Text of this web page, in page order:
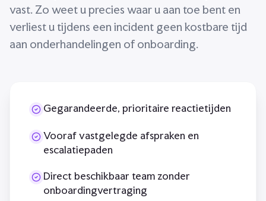
vast. Zo weet u precies waar u aan toe bent en
verliest u tijdens een incident geen kostbare tijd
aan onderhandelingen of onboarding.
Gegarandeerde, prioritaire reactietijden
Vooraf vastgelegde afspraken en
escalatiepaden
Direct beschikbaar team zonder
onboardingvertraging